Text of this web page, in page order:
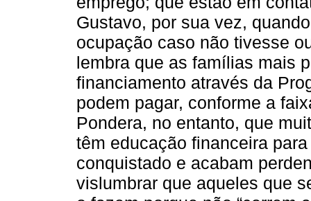
Gustavo, por sua vez,
ocupação caso não tivesse
lembra que as famílias mais
financiamento através da
podem pagar, conforme a
Pondera, no entanto, que
têm educação financeira
conquistado e acabam
vislumbrar que aqueles que